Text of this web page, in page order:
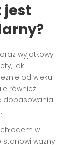
jest
wyjątkowy
jak i
od wieku
również
dopasowania
w
stanowi ważny